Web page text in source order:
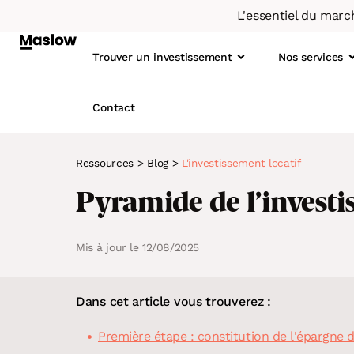
L'essentiel du
Trouver un investissement Nos services
locative diminue depuis 2019
Contact
Ressources > Blog> L'investissement locatif
Pyramide de
Mis à jour le 12/08/2025
Dans cet article vous trouverez :
Première étape : constitution de l'épargne